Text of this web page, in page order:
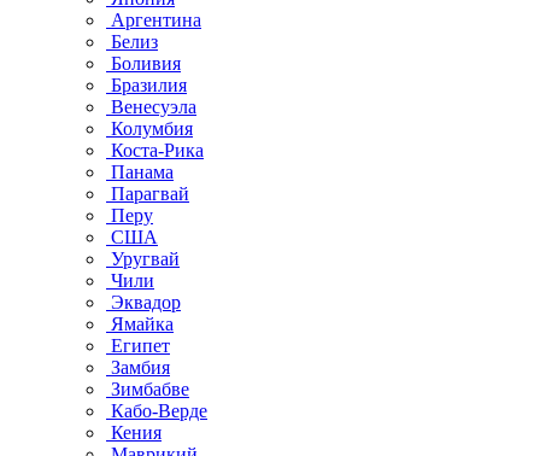
Аргентина
Белиз
Боливия
Бразилия
Венесуэла
Колумбия
Коста-Рика
Панама
Парагвай
Перу
США
Уругвай
Чили
Эквадор
Ямайка
Египет
Замбия
Зимбабве
Кабо-Верде
Кения